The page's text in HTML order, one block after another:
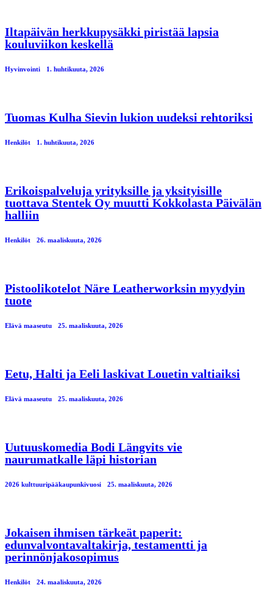
Iltapäivän herkkupysäkki piristää lapsia
kouluviikon keskellä
Hyvinvointi 1. huhtikuuta, 2026
Tuomas Kulha Sievin lukion uudeksi rehtoriksi
Henkilöt 1. huhtikuuta, 2026
Erikoispalveluja yrityksille ja yksityisille
tuottava Stentek Oy muutti Kokkolasta Päivälän
halliin
Henkilöt 26. maaliskuuta, 2026
Pistoolikotelot Näre Leatherworksin myydyin
tuote
Elävä maaseutu 25. maaliskuuta, 2026
Eetu, Halti ja Eeli laskivat Louetin valtiaiksi
Elävä maaseutu 25. maaliskuuta, 2026
Uutuuskomedia Bodi Längvits vie
naurumatkalle läpi historian
2026 kulttuuripääkaupunkivuosi 25. maaliskuuta, 2026
Jokaisen ihmisen tärkeät paperit:
edunvalvontavaltakirja, testamentti ja
perinnönjakosopimus
Henkilöt 24. maaliskuuta, 2026